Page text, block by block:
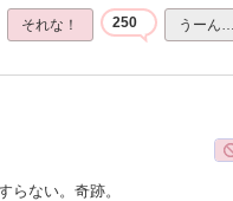
それな！ 250 うーん…
らない。奇跡。